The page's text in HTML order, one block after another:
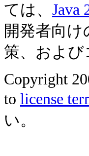
ては、 Java
開発者向
策、およ
Copyright
to license
い。